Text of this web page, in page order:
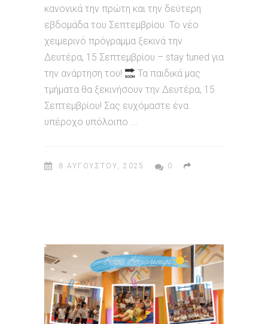
κανονικά την πρώτη και την δεύτερη
εβδομάδα του Σεπτεμβρίου. Το νέο
χειμερινό πρόγραμμα ξεκινά την
Δευτέρα, 15 Σεπτεμβρίου – stay tuned για
την ανάρτηση του!
Τα παιδικά μας
τμήματα θα ξεκινήσουν την Δευτέρα, 15
Σεπτεμβρίου! Σας ευχόμαστε ένα
υπέροχο υπόλοιπο
8 ΑΥΓΟΎΣΤΟΥ, 2025 0